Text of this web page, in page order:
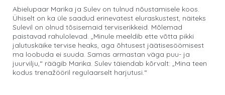
Abielupaar Marika ja Sulev on tulnud nõustamisele koos.
Ühiselt on ka üle saadud erinevatest eluraskustest, näiteks
Sulevil on olnud tõsisemaid terviserikkeid. Mõlemad
paistavad rahulolevad. „Minule meeldib ette võtta pikki
jalutuskäike tervise heaks, aga õhtusest jäätisesöömisest
ma loobuda ei suuda. Samas armastan väga puu- ja
juurvilju,“ räägib Marika. Sulev täiendab kõrvalt: „Mina teen
kodus trenažööril regulaarselt harjutusi.“